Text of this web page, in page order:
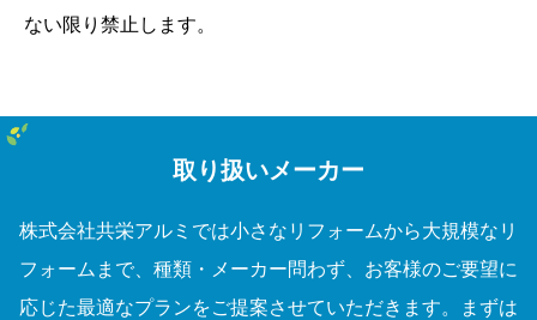
ない限り禁止します。
取り扱いメーカー
株式会社共栄アルミでは小さなリフォームから大規模なリ
フォームまで、種類・メーカー問わず、お客様のご要望に
応じた最適なプランをご提案させていただきます。まずは